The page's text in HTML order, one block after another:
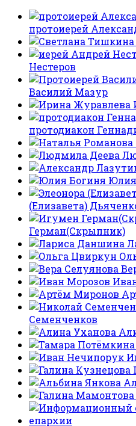
протоиерей
Нестеров
Василий Мазур
протодиакон
(Елизавета)
Герман(Скрыпник)
Семенченков